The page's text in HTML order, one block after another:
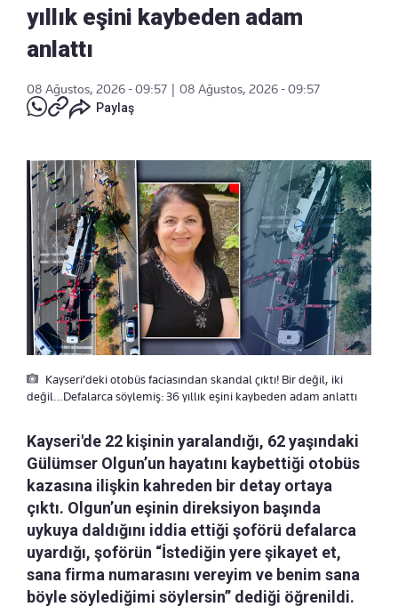
yıllık eşini kaybeden adam
anlattı
08 Ağustos, 2026 - 09:57
08 Ağustos, 2026 - 09:57
Paylaş
Kayseri’deki otobüs faciasından skandal çıktı! Bir değil, iki
değil…Defalarca söylemiş: 36 yıllık eşini kaybeden adam anlattı
Kayseri'de 22 kişinin yaralandığı, 62 yaşındaki
Gülümser Olgun’un hayatını kaybettiği otobüs
kazasına ilişkin kahreden bir detay ortaya
çıktı. Olgun’un eşinin direksiyon başında
uykuya daldığını iddia ettiği şoförü defalarca
uyardığı, şoförün “İstediğin yere şikayet et,
sana firma numarasını vereyim ve benim sana
böyle söylediğimi söylersin” dediği öğrenildi.